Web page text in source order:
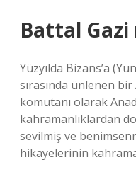
Battal Gazi
Yüzyılda Bizans’a
sırasında ünlenen
komutanı olarak
kahramanlıklardan
sevilmiş ve
hikayelerinin